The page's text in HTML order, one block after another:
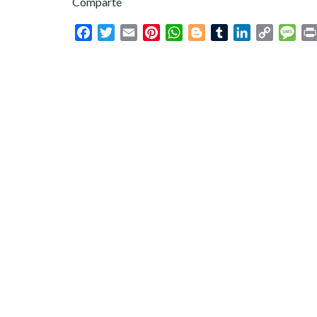
FacebookTwitterEmail PinterestWhatsAppBloggerTumblrLinkedIn
Copy